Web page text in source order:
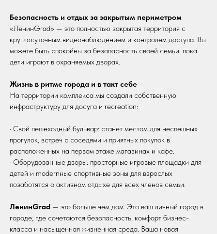
Безопасность и отдых за закрытым периметром
«ЛенинGrad» — это полностью закрытая территория с
круглосуточным видеонаблюдением и контролем доступа. Вы
можете быть спокойны за безопасность своей семьи, пока
дети играют в охраняемых дворах.
Жизнь в ритме города и в такт себе
На территории комплекса мы создали собственную
инфраструктуру для досуга и recreation:
· Свой пешеходный бульвар: станет местом для неспешных
прогулок, встреч с соседями и приятных покупок в
расположенных на первом этаже магазинах и кафе.
· Оборудованные дворы: просторные игровые площадки для
детей и modernные спортивные зоны для взрослых
позаботятся о активном отдыхе для всех членов семьи.
ЛенинGrad — это больше чем дом. Это ваш личный город в
городе, где сочетаются безопасность, комфорт бизнес-
класса и насыщенная жизненная среда. Ваша новая